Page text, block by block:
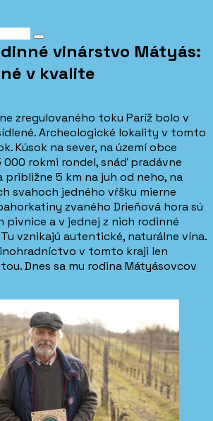
vinárstvo Mátyás:
v kvalite
zregulovaného toku Paríž bolo v
Archeologické lokality v tomto
Kúsok na sever, na území obce
rokmi rondel, snáď pradávne
približne 5 km na juh od neho, na
svahoch jedného vŕšku mierne
zvaného Drieňová hora sú
pivnice a v jednej z nich rodinné
vznikajú autentické, naturálne vína.
v tomto kraji len
Dnes sa mu rodina Mátyásovcov